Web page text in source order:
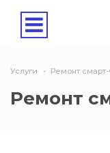
Услуги Ремонт
Ремонт